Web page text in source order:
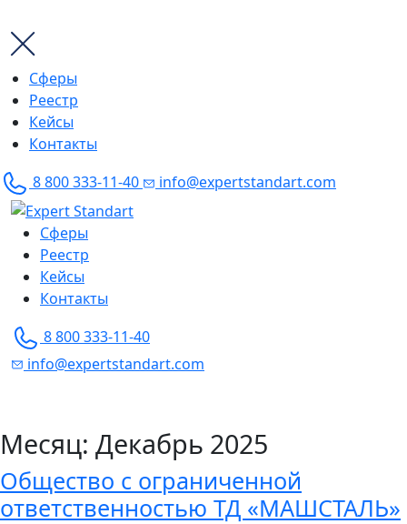
Сферы
Реестр
Кейсы
Контакты
8 800 333-11-40
info@expertstandart.com
Skip
content
Сферы
Реестр
Кейсы
Контакты
8 800 333-11-40
info@expertstandart.com
Месяц: Декабрь 2025
Общество с ограниченной
ответственностью ТД «МАШСТАЛЬ»